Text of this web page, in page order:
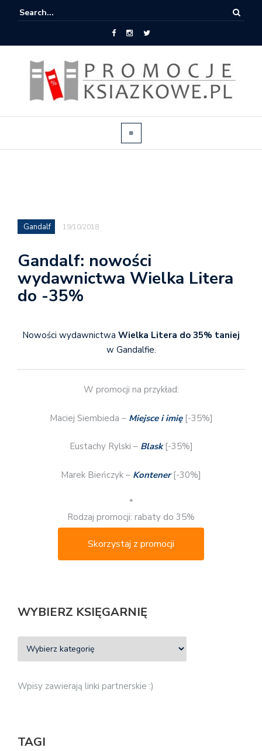
Gandalf 19/10/2018
Gandalf: nowości
wydawnictwa Wielka Litera
do -35%
Nowości wydawnictwa Wielka Litera do 35% taniej
w Gandalfie.
W promocji na przykład:
Maciej Siembieda – Miejsce i imię[-35%]
Eustachy Rylski – Blask[-35%]
Marek Bieńczyk – Kontener[-30%]
*
Rodzaj promocji: rabaty do 35%
Skorzystaj z promocji
WYBIERZ KSIĘGARNIĘ
Wpisy zawierają linki partnerskie :)
TAGI